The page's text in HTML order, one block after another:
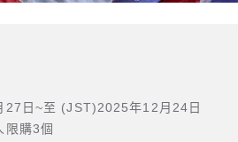
27日~至 (JST)2025年12月24日
限購3個